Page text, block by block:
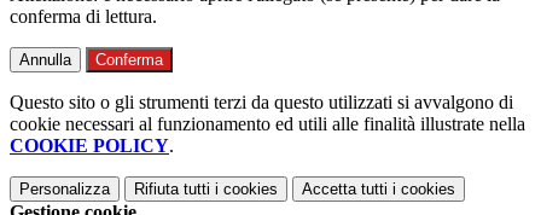
conferma di lettura.
Annulla Conferma
Questo sito o gli strumenti terzi da questo utilizzati si avvalgono di
cookie necessari al funzionamento ed utili alle finalità illustrate nella
COOKIE POLICY.
Personalizza Rifiuta tutti i cookies Accetta tutti i cookies